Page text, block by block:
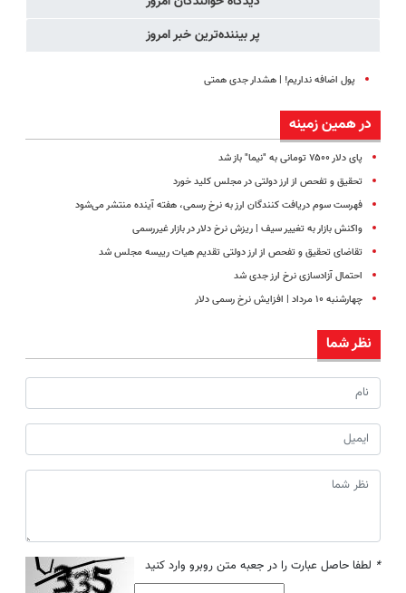
پر بیننده‌ترین خبر امروز
پول اضافه نداریم! | هشدار جدی همتی
در همین زمینه
پای دلار ۷۵۰۰ تومانی به "نیما" باز شد
تحقیق و تفحص از ارز دولتی در مجلس کلید خورد
فهرست سوم دریافت کنندگان ارز به نرخ رسمی، هفته آینده منتشر می‌شود
واکنش بازار به تغییر سیف | ریزش نرخ دلار در بازار غیررسمی
تقاضای تحقیق و تفحص از ارز دولتی تقدیم هیات رییسه مجلس شد
احتمال آزادسازی نرخ ارز جدی شد
چهارشنبه ۱۰ مرداد | افزایش نرخ رسمی دلار
نظر شما
* لطفا حاصل عبارت را در جعبه متن روبرو وارد کنید